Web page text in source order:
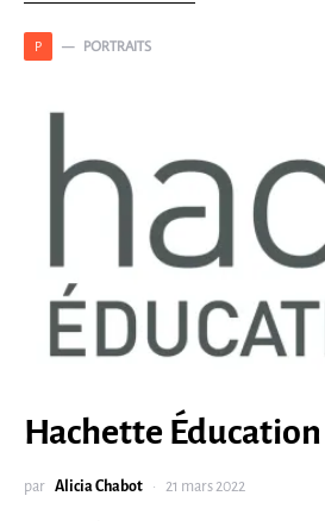
P PORTRAITS
Hachette Éducation
par Alicia Chabot 21 mars 2022